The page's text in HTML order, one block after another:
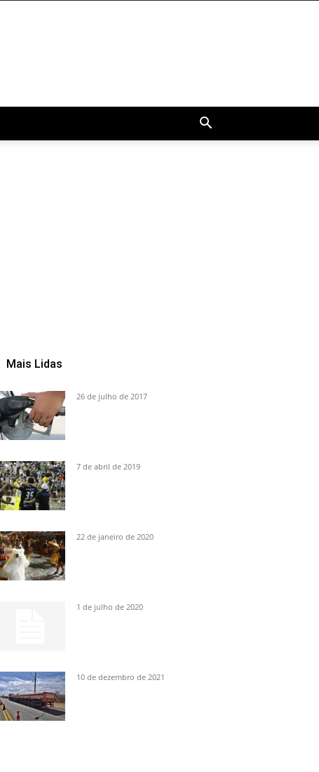
Mais Lidas
26 de julho de 2017
7 de abril de 2019
22 de janeiro de 2020
1 de julho de 2020
10 de dezembro de 2021